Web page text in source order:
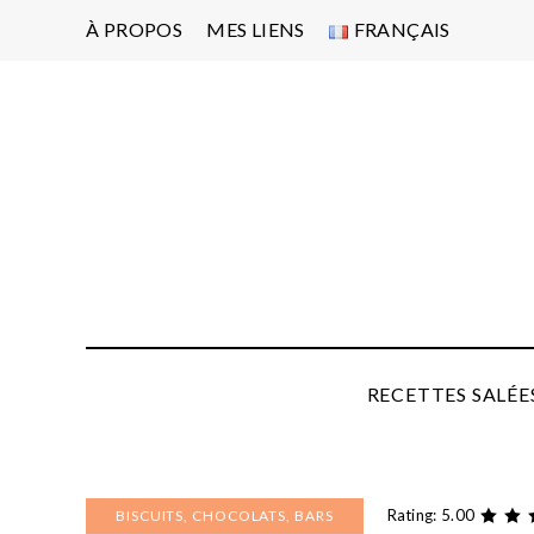
À PROPOS MES LIENS FRANÇAIS
RECETTES
BISCUITS, CHOCOLATS, BARS Rating: 5.00